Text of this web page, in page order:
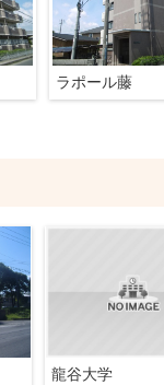
ラポール藤
龍谷大学